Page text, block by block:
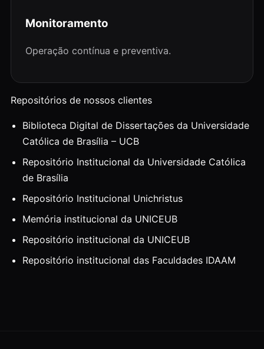
Monitoramento
Operação contínua e preventiva.
Repositórios de nossos clientes
Biblioteca Digital de Dissertações da Universidade
Católica de Brasília – UCB
Repositório Institucional da Universidade Católica
de Brasília
Repositório Institucional Unichristus
Memória institucional da UNICEUB
Repositório institucional da UNICEUB
Repositório institucional das Faculdades IDAAM